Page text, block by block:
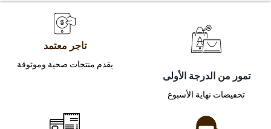
تمور من الدرجة الأولى
تخفيضات نهاية الأسبوع
تاجر معتمد
يقدم منتجات صحية وموثوقة